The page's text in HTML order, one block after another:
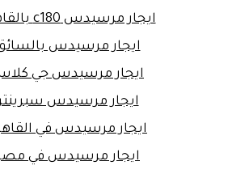
ايجار مرسيدس c180 بالقاهرة
ايجار مرسيدس
ايجار مرسيدس جي
ايجار مرسيدس
ايجار مرسيدس في
ايجار مرسيدس في